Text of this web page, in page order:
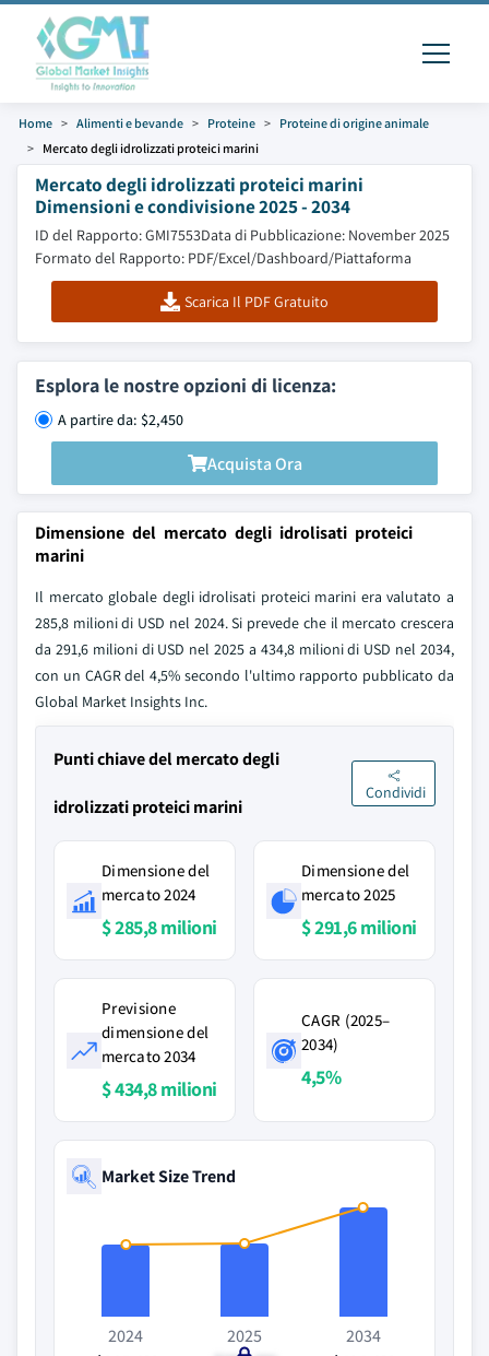
Home Alimenti e bevande Proteine
Proteine di origine animale
Mercato degli idrolizzati proteici marini
Mercato degli idrolizzati proteici marini
Dimensioni e condivisione 2025 - 2034
ID del Rapporto: GMI7553Data di Pubblicazione: November 2025
Formato del Rapporto: PDF/Excel/Dashboard/Piattaforma
Scarica Il PDF Gratuito
Esplora le nostre opzioni di licenza:
A partire da: $2,450
Acquista Ora
Dimensione del mercato degli idrolisati proteici
marini
Il mercato globale degli idrolisati proteici marini era valutato a
285,8 milioni di USD nel 2024. Si prevede che il mercato crescera
da 291,6 milioni di USD nel 2025 a 434,8 milioni di USD nel 2034,
con un CAGR del 4,5% secondo l'ultimo rapporto pubblicato da
Global Market Insights Inc.
Punti chiave del mercato degli
idrolizzati proteici marini
Condividi
Dimensione del
mercato 2024
$ 285,8 milioni
Dimensione del
mercato 2025
$ 291,6 milioni
Previsione
dimensione del
mercato 2034
$ 434,8 milioni
CAGR (2025–
2034)
4,5%
Market Size Trend
2024
2025
2034